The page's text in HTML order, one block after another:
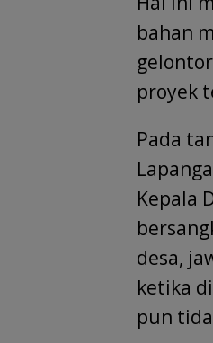
bahan
proyek
Pada
Kepala
desa,
ketika
pun